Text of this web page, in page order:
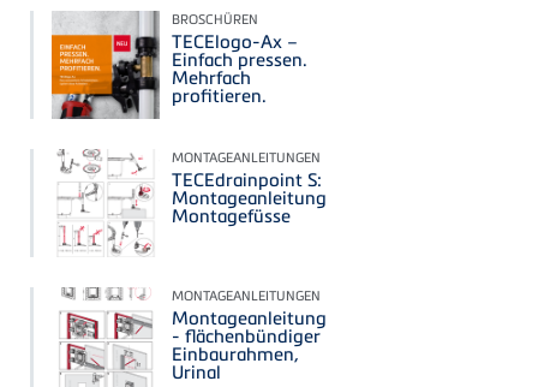
BROSCHÜREN
TECElogo-Ax –
Einfach pressen.
Mehrfach
profitieren.
MONTAGEANLEITUNGEN
TECEdrainpoint S:
Montageanleitung
Montagefüsse
MONTAGEANLEITUNGEN
Montageanleitung
- flächenbündiger
Einbaurahmen,
Urinal